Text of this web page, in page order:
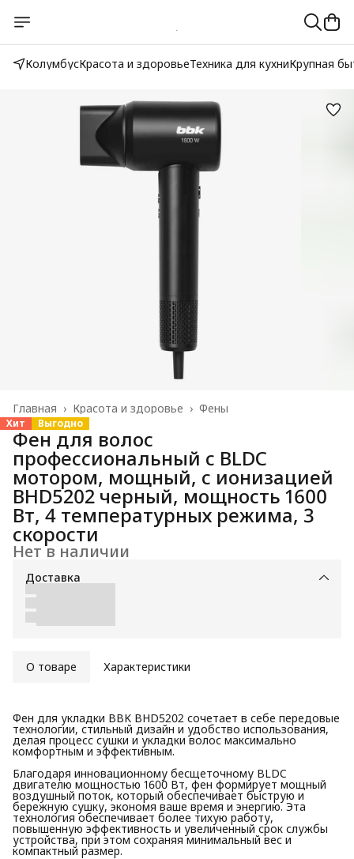
КолумбусКрасота и здоровьеТехника для кухниКрупная
Фены
Красота и здоровье ›
Главная ›
Хит Выгодно
Фен для волос
профессиональный с BLDC
мотором, мощный, с ионизацией
BHD5202 черный, мощность 1600
Вт, 4 температурных режима, 3
скорости
Нет в наличии
Доставка
О товаре Характеристики
Фен для укладки BBK BHD5202 сочетает в себе передовые
технологии, стильный дизайн и удобство использования,
делая процесс сушки и укладки волос максимально
комфортным и эффективным.
Благодаря инновационному бесщеточному BLDC
двигателю мощностью 1600 Вт, фен формирует мощный
воздушный поток, который обеспечивает быструю и
бережную сушку, экономя ваше время и энергию. Эта
технология обеспечивает более тихую работу,
повышенную эффективность и увеличенный срок службы
устройства, при этом сохраняя минимальный вес и
компактный размер.